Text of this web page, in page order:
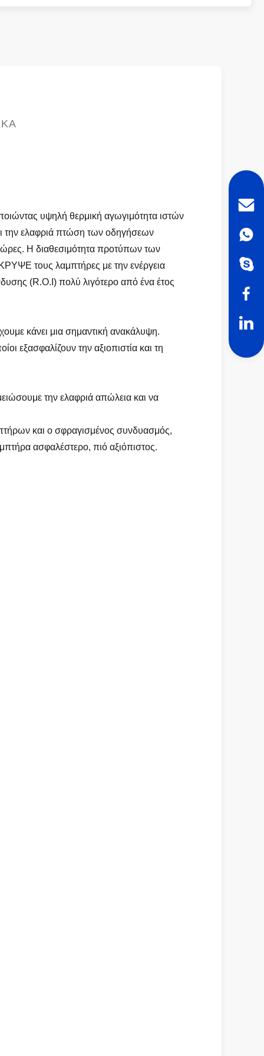
υψηλή θερμική αγωγιμότητα ιστών
την ελαφριά πτώση των οδηγήσεων
Η διαθεσιμότητα προτύπων των
τους λαμπτήρες με την ενέργεια
(R.O.I) πολύ λιγότερο από ένα έτος
κάνει μια σημαντική ανακάλυψη.
εξασφαλίζουν την αξιοπιστία και τη
την ελαφριά απώλεια και να
και ο σφραγισμένος συνδυασμός,
ασφαλέστερο, πιό αξιόπιστος.